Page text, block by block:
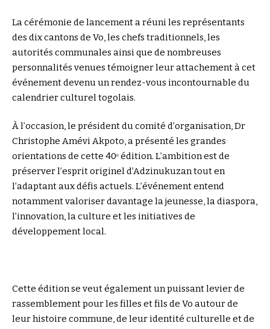
La cérémonie de lancement a réuni les représentants
des dix cantons de Vo, les chefs traditionnels, les
autorités communales ainsi que de nombreuses
personnalités venues témoigner leur attachement à cet
événement devenu un rendez-vous incontournable du
calendrier culturel togolais.
À l’occasion, le président du comité d’organisation, Dr
Christophe Amévi Akpoto, a présenté les grandes
orientations de cette 40ᵉ édition. L’ambition est de
préserver l’esprit originel d’Adzinukuzan tout en
l’adaptant aux défis actuels. L’événement entend
notamment valoriser davantage la jeunesse, la diaspora,
l’innovation, la culture et les initiatives de
développement local.
Cette édition se veut également un puissant levier de
rassemblement pour les filles et fils de Vo autour de
leur histoire commune, de leur identité culturelle et de